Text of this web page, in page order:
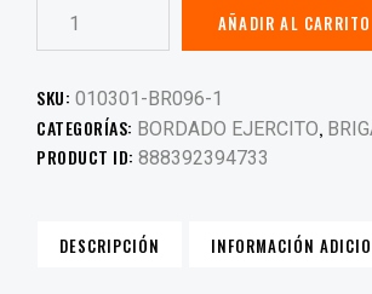
AÑADIR AL CARRITO
SKU: 010301-BR096-1
CATEGORÍAS: BORDADO EJERCITO,
PRODUCT ID: 888392394733
DESCRIPCIÓN INFORMACIÓN